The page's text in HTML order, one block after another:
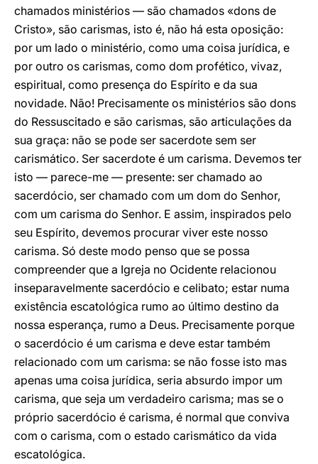
chamados ministérios — são chamados «dons de
Cristo», são carismas, isto é, não há esta oposição:
por um lado o ministério, como uma coisa jurídica, e
por outro os carismas, como dom profético, vivaz,
espiritual, como presença do Espírito e da sua
novidade. Não! Precisamente os ministérios são dons
do Ressuscitado e são carismas, são articulações da
sua graça: não se pode ser sacerdote sem ser
carismático. Ser sacerdote é um carisma. Devemos ter
isto — parece-me — presente: ser chamado ao
sacerdócio, ser chamado com um dom do Senhor,
com um carisma do Senhor. E assim, inspirados pelo
seu Espírito, devemos procurar viver este nosso
carisma. Só deste modo penso que se possa
compreender que a Igreja no Ocidente relacionou
inseparavelmente sacerdócio e celibato; estar numa
existência escatológica rumo ao último destino da
nossa esperança, rumo a Deus. Precisamente porque
o sacerdócio é um carisma e deve estar também
relacionado com um carisma: se não fosse isto mas
apenas uma coisa jurídica, seria absurdo impor um
carisma, que seja um verdadeiro carisma; mas se o
próprio sacerdócio é carisma, é normal que conviva
com o carisma, com o estado carismático da vida
escatológica.